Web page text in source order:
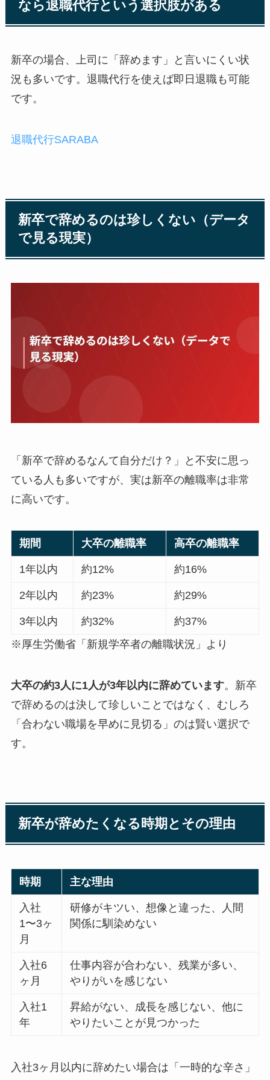
なら退職代行という選択肢がある
新卒の場合、上司に「辞めます」と言いにくい状
況も多いです。退職代行を使えば即日退職も可能
です。
退職代行SARABA
新卒で辞めるのは珍しくない（データ
で見る現実）
「新卒で辞めるなんて自分だけ？」と不安に思っ
ている人も多いですが、実は新卒の離職率は非常
に高いです。
期間 大卒の離職率 高卒の離職率
1年以内 約12% 約16%
2年以内 約23% 約29%
3年以内 約32%
約37%
※厚生労働省「新規学卒者の離職状況」より
大卒の約3人に1人が3年以内に辞めています。新卒
で辞めるのは決して珍しいことではなく、むしろ
「合わない職場を早めに見切る」のは賢い選択で
す。
新卒が辞めたくなる時期とその理由
時期 主な理由
入社
1〜3ヶ
月
研修がキツい、想像と違った、人間
関係に馴染めない
入社6
ヶ月
仕事内容が合わない、残業が多い、
やりがいを感じない
入社1
年
昇給がない、成長を感じない、他に
やりたいことが見つかった
入社3ヶ月以内に辞めたい場合は「一時的な辛さ」